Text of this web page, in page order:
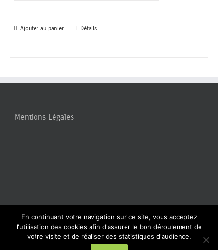
Ajouter au panier Détails
Mentions Légales
En continuant votre navigation sur ce site, vous acceptez
l'utilisation des cookies afin d'assurer le bon déroulement de
votre visite et de réaliser des statistiques d'audience.